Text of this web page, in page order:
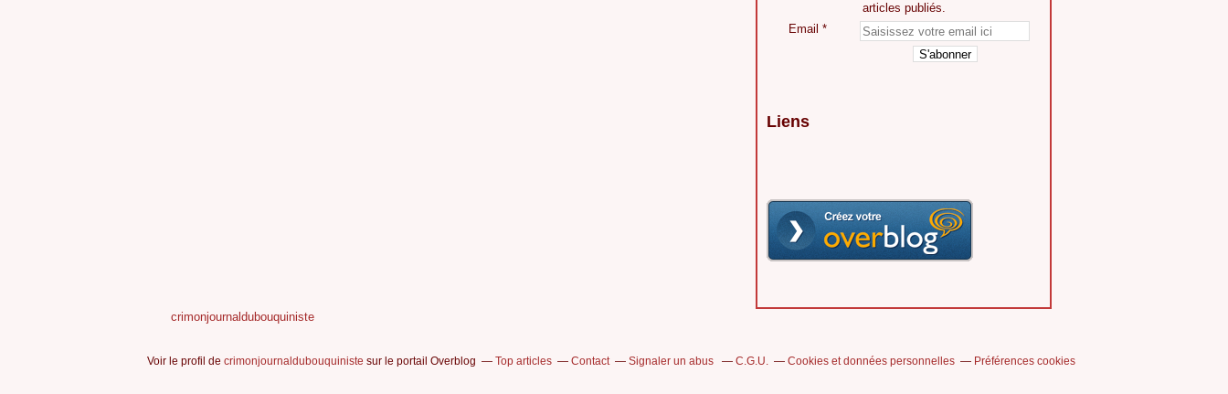
articles publiés.
Email
Liens
crimonjournaldubouquiniste
Voir le profil de crimonjournaldubouquiniste sur le portail Overblog Top articles Contact Signaler un abus C.G.U. Cookies et données personnelles Préférences cookies